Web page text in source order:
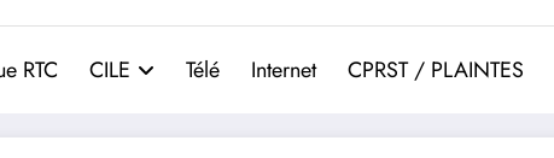
RTC CILE Télé Internet CPRST / PLAINTES